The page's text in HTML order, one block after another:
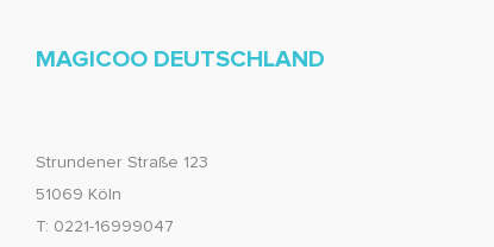
MAGICOO DEUTSCHLAND
Strundener Straße 123
51069 Köln
T: 0221-16999047